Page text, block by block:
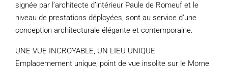
signée par l’architecte d’intérieur Paule de Romeuf et le
niveau de prestations déployées, sont au service d’une
conception architecturale élégante et contemporaine.
UNE VUE INCROYABLE, UN LIEU UNIQUE
Emplacemement unique, point de vue insolite sur le Morne